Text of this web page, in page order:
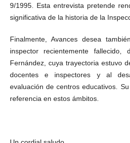
9/1995. Esta entrevista pretende
significativa de la historia de la
Finalmente, Avances desea
inspector recientemente fallecido,
Fernández, cuya trayectoria estuvo
docentes e inspectores y al
evaluación de centros educativos.
referencia en estos ámbitos.